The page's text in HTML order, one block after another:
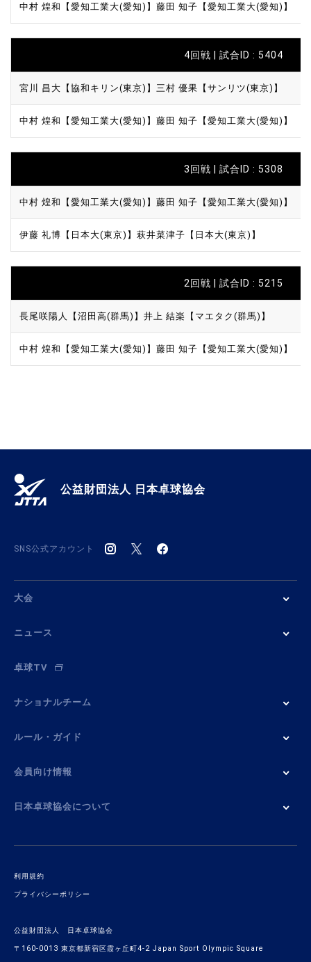
中村 煌和【愛知工業大(愛知)】 藤田 知子【愛知工業大(愛知)】
4回戦 | 試合ID : 5404
宮川 昌大【協和キリン(東京)】 三村 優果【サンリツ(東京)】
中村 煌和【愛知工業大(愛知)】 藤田 知子【愛知工業大(愛知)】
3回戦 | 試合ID : 5308
中村 煌和【愛知工業大(愛知)】 藤田 知子【愛知工業大(愛知)】
伊藤 礼博【日本大(東京)】 萩井菜津子【日本大(東京)】
2回戦 | 試合ID : 5215
長尾咲陽人【沼田高(群馬)】 井上 結楽【マエタク(群馬)】
中村 煌和【愛知工業大(愛知)】 藤田 知子【愛知工業大(愛知)】
公益財団法人 日本卓球協会
SNS公式アカウント
大会
ニュース
卓球TV
ナショナルチーム
ルール・ガイド
会員向け情報
日本卓球協会について
利用規約
プライバシーポリシー
公益財団法人 日本卓球協会
〒160-0013 東京都新宿区霞ヶ丘町4-2 Japan Sport Olympic Square